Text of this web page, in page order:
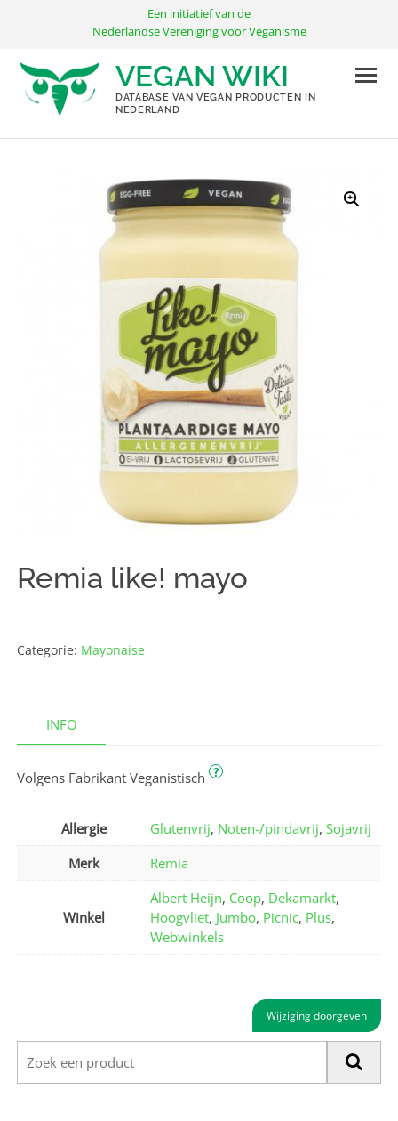
inhoud
Een initiatief van de
Nederlandse Vereniging voor Veganisme
VEGAN WIKI
DATABASE VAN VEGAN PRODUCTEN IN
NEDERLAND
Remia like! mayo
Categorie: Mayonaise
INFO
Volgens Fabrikant Veganistisch ?
Allergie Glutenvrij, Noten-/pindavrij,Sojavrij
Merk
Remia
Winkel
Albert Heijn, Coop, Dekamarkt,
Hoogvliet, Jumbo, Picnic, Plus,
Webwinkels
Wijziging doorgeven